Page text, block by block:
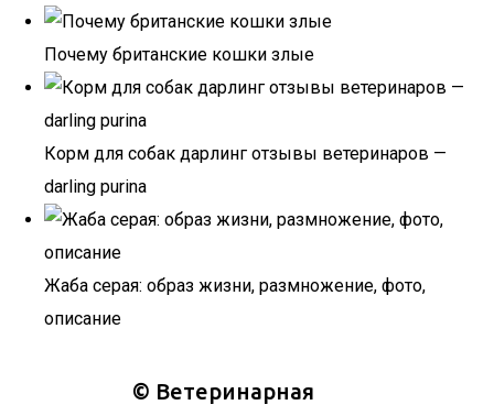
Почему британские кошки злые
Корм для собак дарлинг отзывы ветеринаров —
darling purina
Жаба серая: образ жизни, размножение, фото,
описание
© Ветеринарная